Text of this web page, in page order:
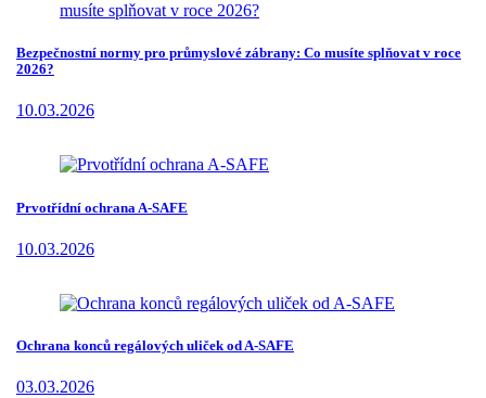
Bezpečnostní normy pro průmyslové zábrany: Co musíte splňovat v roce
2026?
10.03.2026
Prvotřídní ochrana A-SAFE
10.03.2026
Ochrana konců regálových uliček od A-SAFE
03.03.2026